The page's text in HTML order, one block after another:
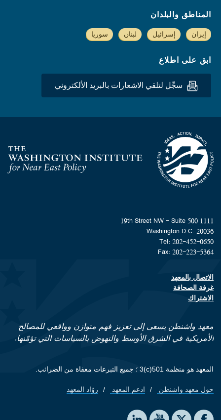
المناطق والبلدان
إيران إسرائيل لبنان سوريا
ابق على اطلاع
سجِّل لتلقي الاشعارات بالبريد الألكتروني
Homepage
1111 19th Street NW - Suite 500
Washington D.C. 20036
Tel: 202-452-0650
Fax: 202-223-5364
Footer contact links
الاتصال بالمعهد
غرفة الصحافة
الاشتراك
معهد واشنطن يسعى إلى تعزيز فهم متوازن وواقعي للمصالح
الأمريكية في الشرق الأوسط والنهوض بالسياسات التي تؤمّنها.
المعهد هو منظمة 501(c)3 ؛ جميع التبرعات معفاة من الضرائب.
Footer quick links
حول معهد واشنطن ادعم المعهد روّاد المعهد
Social media